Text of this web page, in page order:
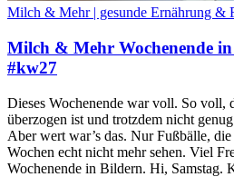
Milch & Mehr | gesunde Ernährung &
Milch & Mehr Wochenende
#kw27
Dieses Wochenende war voll. So voll,
überzogen ist und trotzdem nicht
Aber wert war’s das. Nur Fußbälle,
Wochen echt nicht mehr sehen. Viel
Wochenende in Bildern. Hi, Samstag.